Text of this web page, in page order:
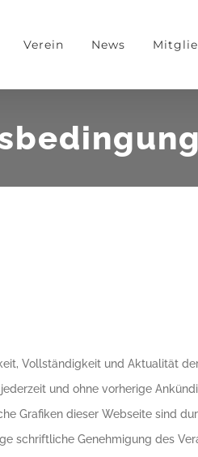
Verein News
Vollständigkeit und Aktualität
und ohne vorherige
Grafiken dieser Webseite sind
schriftliche Genehmigung des